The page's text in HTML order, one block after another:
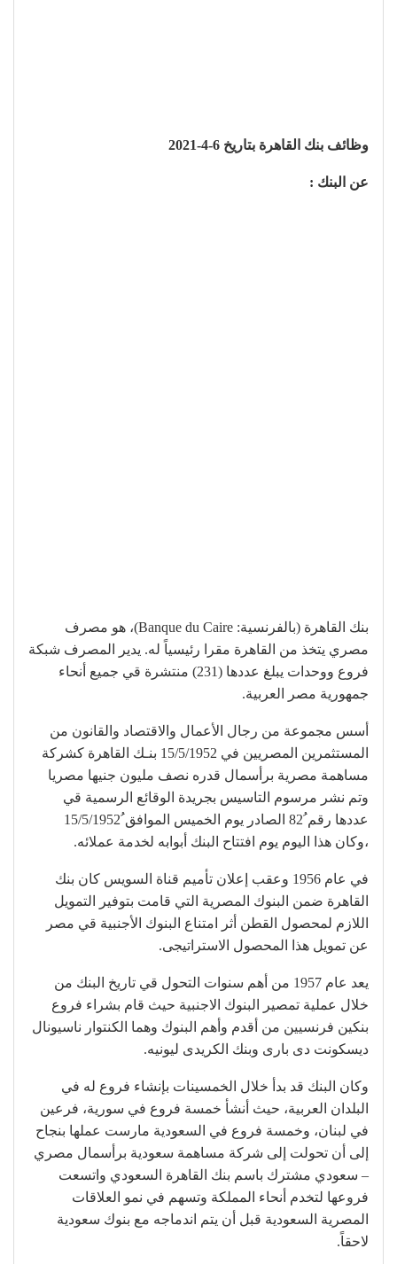
وظائف بنك القاهرة بتاريخ 6-4-2021
عن البنك :
بنك القاهرة (بالفرنسية: Banque du Caire)، هو مصرف
مصري يتخذ من القاهرة مقرا رئيسياً له. يدير المصرف شبكة
فروع ووحدات يبلغ عددها (231) منتشرة قي جميع أنحاء
جمهورية مصر العربية.
أسس مجموعة من رجال الأعمال والاقتصاد والقانون من
المستثمرين المصريين في 15/5/1952 بنـك القاهرة كشركة
مساهمة مصرية برأسمال قدره نصف مليون جنيها مصريا
وتم نشر مرسوم التاسيس بجريدة الوقائع الرسمية قي
عددها رقم ُ82 الصادر يوم الخميس الموافق ُ15/5/1952
،وكان هذا اليوم يوم افتتاح البنك أبوابه لخدمة عملائه.
في عام 1956 وعقب إعلان تأميم قناة السويس كان بنك
القاهرة ضمن البنوك المصرية التي قامت بتوفير التمويل
اللازم لمحصول القطن أثر امتناع البنوك الأجنبية قي مصر
عن تمويل هذا المحصول الاستراتيجى.
يعد عام 1957 من أهم سنوات التحول قي تاريخ البنك من
خلال عملية تمصير البنوك الاجنبية حيث قام بشراء فروع
بنكين فرنسيين من أقدم وأهم البنوك وهما الكنتوار ناسيونال
ديسكونت دى بارى وبنك الكريدى ليونيه.
وكان البنك قد بدأ خلال الخمسينات بإنشاء فروع له في
البلدان العربية، حيث أنشأ خمسة فروع في سورية، فرعين
في لبنان، وخمسة فروع في السعودية مارست عملها بنجاح
إلى أن تحولت إلى شركة مساهمة سعودية برأسمال مصري
– سعودي مشترك باسم بنك القاهرة السعودي واتسعت
فروعها لتخدم أنحاء المملكة وتسهم في نمو العلاقات
المصرية السعودية قبل أن يتم اندماجه مع بنوك سعودية
لاحقاً.